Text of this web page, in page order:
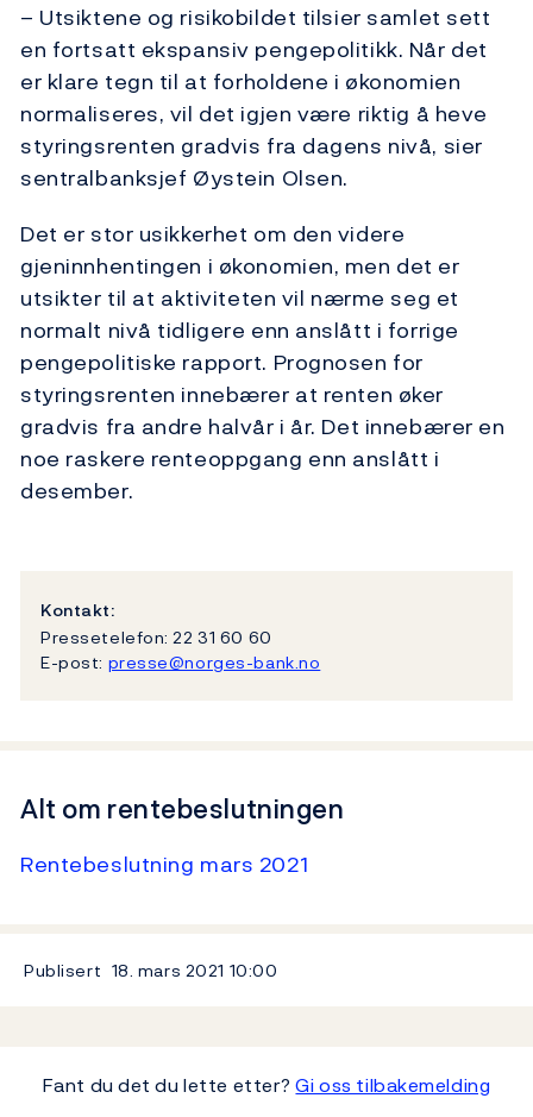
– Utsiktene og risikobildet tilsier samlet sett
en fortsatt ekspansiv pengepolitikk. Når det
er klare tegn til at forholdene i økonomien
normaliseres, vil det igjen være riktig å heve
styringsrenten gradvis fra dagens nivå, sier
sentralbanksjef Øystein Olsen.
Det er stor usikkerhet om den videre
gjeninnhentingen i økonomien, men det er
utsikter til at aktiviteten vil nærme seg et
normalt nivå tidligere enn anslått i forrige
pengepolitiske rapport. Prognosen for
styringsrenten innebærer at renten øker
gradvis fra andre halvår i år. Det innebærer en
noe raskere renteoppgang enn anslått i
desember.
Kontakt:
Pressetelefon: 22 31 60 60
E-post: presse@norges-bank.no
Alt om rentebeslutningen
Rentebeslutning mars 2021
Publisert 18. mars 2021 10:00
Fant du det du lette etter?Gi oss tilbakemelding